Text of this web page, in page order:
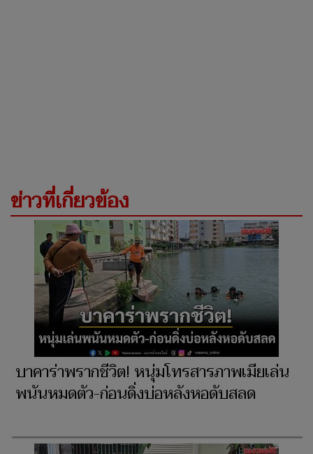
ข่าวที่เกี่ยวข้อง
บาคาร่าพรากชีวิต! หนุ่มโทรสารภาพเมียเล่น
พนันหมดตัว-ก่อนดิ่งบ่อหลังหอดับสลด